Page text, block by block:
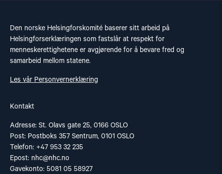
Den norske Helsingforskomité baserer sitt arbeid på
Helsingforserklæringen som fastslår at respekt for
menneskerettighetene er avgjørende for å bevare fred og
samarbeid mellom statene.
Les vår Personvernerklæring
Kontakt
Adresse: St. Olavs gate 25, 0166 OSLO
Post: Postboks 357 Sentrum, 0101 OSLO
Telefon: +47 953 32 235
Epost: nhc@nhc.no
Gavekonto: 5081 05 58927